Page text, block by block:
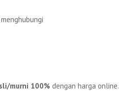
murni 100% dengan harga